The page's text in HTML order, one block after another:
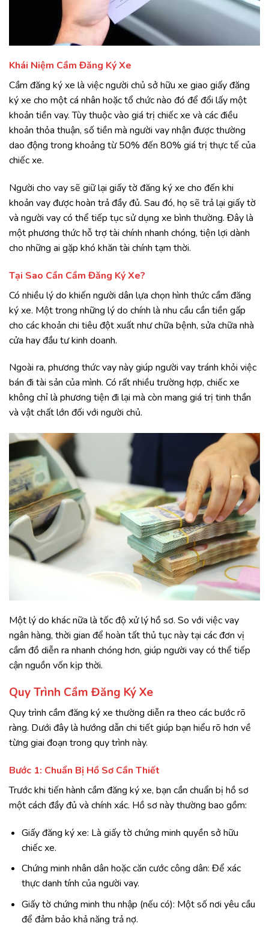
Khái Niệm Cầm Đăng Ký Xe
Cầm đăng ký xe là việc người chủ sở hữu xe giao giấy đăng
ký xe cho một cá nhân hoặc tổ chức nào đó để đổi lấy một
khoản tiền vay. Tùy thuộc vào giá trị chiếc xe và các điều
khoản thỏa thuận, số tiền mà người vay nhận được thường
dao động trong khoảng từ 50% đến 80% giá trị thực tế của
chiếc xe.
Người cho vay sẽ giữ lại giấy tờ đăng ký xe cho đến khi
khoản vay được hoàn trả đầy đủ. Sau đó, họ sẽ trả lại giấy tờ
và người vay có thể tiếp tục sử dụng xe bình thường. Đây là
một phương thức hỗ trợ tài chính nhanh chóng, tiện lợi dành
cho những ai gặp khó khăn tài chính tạm thời.
Tại Sao Cần Cầm Đăng Ký Xe?
Có nhiều lý do khiến người dân lựa chọn hình thức cầm đăng
ký xe. Một trong những lý do chính là nhu cầu cần tiền gấp
cho các khoản chi tiêu đột xuất như chữa bệnh, sửa chữa nhà
cửa hay đầu tư kinh doanh.
Ngoài ra, phương thức vay này giúp người vay tránh khỏi việc
bán đi tài sản của mình. Có rất nhiều trường hợp, chiếc xe
không chỉ là phương tiện đi lại mà còn mang giá trị tinh thần
và vật chất lớn đối với người chủ.
Một lý do khác nữa là tốc độ xử lý hồ sơ. So với việc vay
ngân hàng, thời gian để hoàn tất thủ tục này tại các đơn vị
cầm đồ diễn ra nhanh chóng hơn, giúp người vay có thể tiếp
cận nguồn vốn kịp thời.
Quy Trình Cầm Đăng Ký Xe
Quy trình cầm đăng ký xe thường diễn ra theo các bước rõ
ràng. Dưới đây là hướng dẫn chi tiết giúp bạn hiểu rõ hơn về
từng giai đoạn trong quy trình này.
Bước 1: Chuẩn Bị Hồ Sơ Cần Thiết
Trước khi tiến hành cầm đăng ký xe, bạn cần chuẩn bị hồ sơ
một cách đầy đủ và chính xác. Hồ sơ này thường bao gồm:
Giấy đăng ký xe: Là giấy tờ chứng minh quyền sở hữu
chiếc xe.
Chứng minh nhân dân hoặc căn cước công dân: Để xác
thực danh tính của người vay.
Giấy tờ chứng minh thu nhập (nếu có): Một số nơi yêu cầu
để đảm bảo khả năng trả nợ.